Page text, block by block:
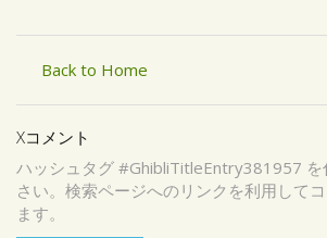
Back to Home
Xコメント
ハッシュタグ #GhibliTitleEntry381957 を
さい。検索ページへのリンクを利用して
ます。